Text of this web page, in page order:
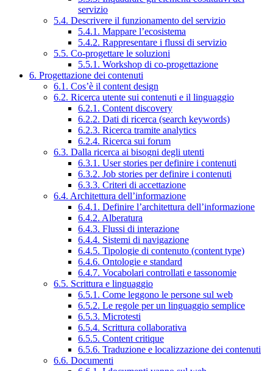
servizio
5.4. Descrivere il funzionamento del servizio
5.4.1. Mappare l’ecosistema
5.4.2. Rappresentare i flussi di servizio
5.5. Co-progettare le soluzioni
5.5.1. Workshop di co-progettazione
6. Progettazione dei contenuti
6.1. Cos’è il content design
6.2. Ricerca utente sui contenuti e il linguaggio
6.2.1. Content discovery
6.2.2. Dati di ricerca (search keywords)
6.2.3. Ricerca tramite analytics
6.2.4. Ricerca sui forum
6.3. Dalla ricerca ai bisogni degli utenti
6.3.1. User stories per definire i contenuti
6.3.2. Job stories per definire i contenuti
6.3.3. Criteri di accettazione
6.4. Architettura dell’informazione
6.4.1. Definire l’architettura dell’informazione
6.4.2. Alberatura
6.4.3. Flussi di interazione
6.4.4. Sistemi di navigazione
6.4.5. Tipologie di contenuto (content type)
6.4.6. Ontologie e standard
6.4.7. Vocabolari controllati e tassonomie
6.5. Scrittura e linguaggio
6.5.1. Come leggono le persone sul web
6.5.2. Le regole per un linguaggio semplice
6.5.3. Microtesti
6.5.4. Scrittura collaborativa
6.5.5. Content critique
6.5.6. Traduzione e localizzazione dei contenuti
6.6. Documenti